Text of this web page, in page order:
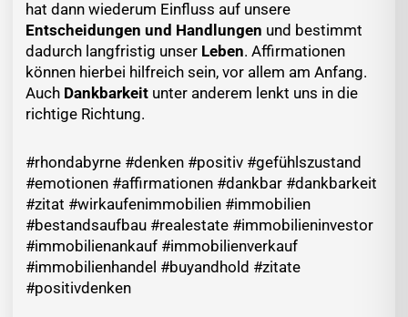
hat dann wiederum Einfluss auf unsere
Entscheidungen und Handlungen und bestimmt
dadurch langfristig unser Leben. Affirmationen
können hierbei hilfreich sein, vor allem am Anfang.
Auch Dankbarkeit unter anderem lenkt uns in die
richtige Richtung.
#rhondabyrne #denken #positiv #gefühlszustand
#emotionen #affirmationen #dankbar #dankbarkeit
#zitat #wirkaufenimmobilien #immobilien
#bestandsaufbau #realestate #immobilieninvestor
#immobilienankauf #immobilienverkauf
#immobilienhandel #buyandhold #zitate
#positivdenken